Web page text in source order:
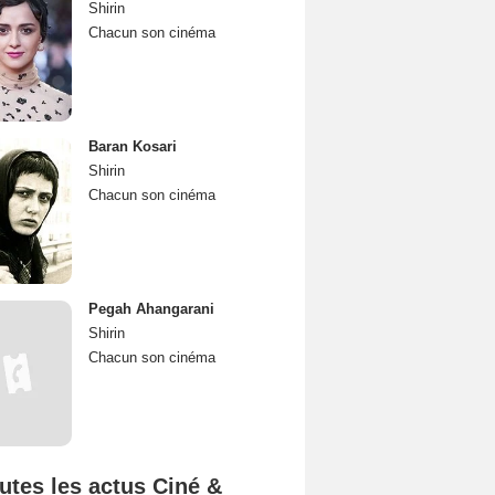
Shirin
Chacun son cinéma
Baran Kosari
Shirin
Chacun son cinéma
Pegah Ahangarani
Shirin
Chacun son cinéma
les actus Ciné &